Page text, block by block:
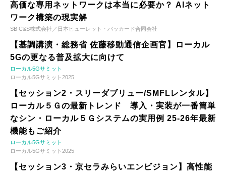
高価な専用ネットワークは本当に必要か？ AIネット
ワーク構築の現実解
SB C&S株式会社／日本ヒューレット・パッカード合同会社
【基調講演・総務省 佐藤移動通信企画官】ローカル
5Gの更なる普及拡大に向けて
ローカル5Gサミット
ローカル5Gサミット2025
【セッション2・スリーダブリュー/SMFLレンタル】
ローカル５Ｇの最新トレンド 導入・実装が一番簡単
なシン・ローカル５Ｇシステムの実用例 25-26年最新
機能もご紹介
ローカル5Gサミット
ローカル5Gサミット2025
【セッション3・京セラみらいエンビジョン】高性能